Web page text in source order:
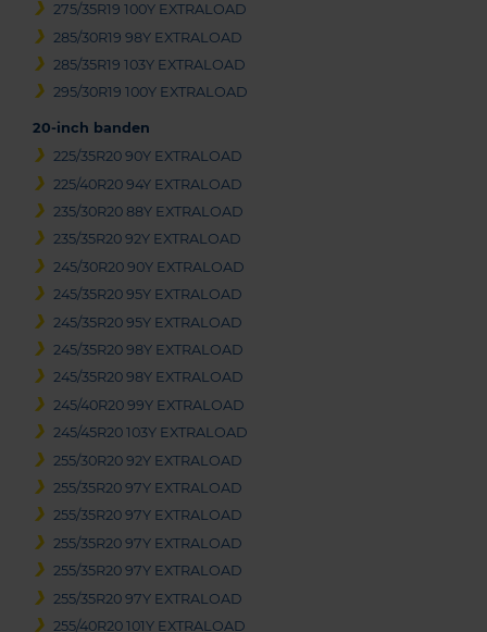
275/35R19 100Y EXTRALOAD
285/30R19 98Y EXTRALOAD
285/35R19 103Y EXTRALOAD
295/30R19 100Y EXTRALOAD
20-inch banden
225/35R20 90Y EXTRALOAD
225/40R20 94Y EXTRALOAD
235/30R20 88Y EXTRALOAD
235/35R20 92Y EXTRALOAD
245/30R20 90Y EXTRALOAD
245/35R20 95Y EXTRALOAD
245/35R20 95Y EXTRALOAD
245/35R20 98Y EXTRALOAD
245/35R20 98Y EXTRALOAD
245/40R20 99Y EXTRALOAD
245/45R20 103Y EXTRALOAD
255/30R20 92Y EXTRALOAD
255/35R20 97Y EXTRALOAD
255/35R20 97Y EXTRALOAD
255/35R20 97Y EXTRALOAD
255/35R20 97Y EXTRALOAD
255/35R20 97Y EXTRALOAD
255/40R20 101Y EXTRALOAD